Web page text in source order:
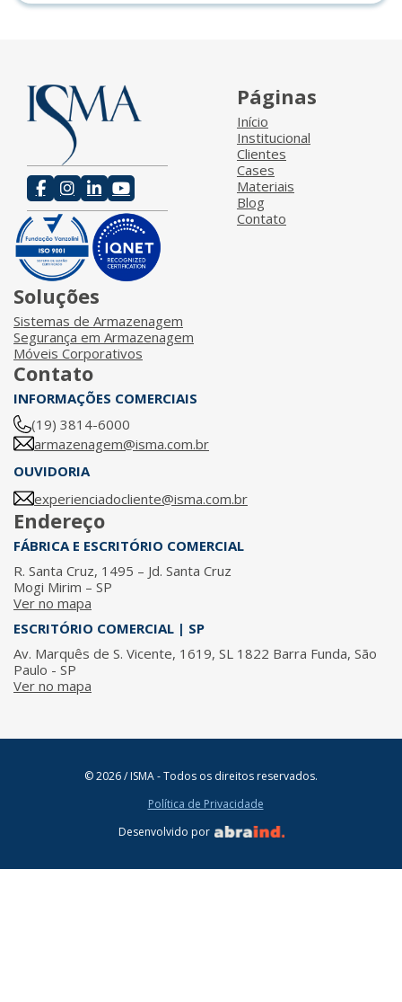
Páginas
Início
Institucional
Clientes
Cases
Materiais
Blog
Contato
Soluções
Sistemas de Armazenagem
Segurança em Armazenagem
Móveis Corporativos
Contato
INFORMAÇÕES COMERCIAIS
(19) 3814-6000
armazenagem@isma.com.br
OUVIDORIA
experienciadocliente@isma.com.br
Endereço
FÁBRICA E ESCRITÓRIO COMERCIAL
R. Santa Cruz, 1495 – Jd. Santa Cruz
Mogi Mirim – SP
Ver no mapa
ESCRITÓRIO COMERCIAL | SP
Av. Marquês de S. Vicente, 1619, SL 1822 Barra Funda, São
Paulo - SP
Ver no mapa
© 2026 / ISMA - Todos os direitos reservados.
Política de Privacidade
Desenvolvido por